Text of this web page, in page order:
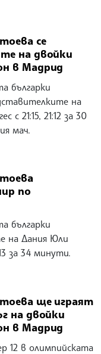
се
на двойки
в Мадрид
българки
на
с 21:15, 21:12 за 30
мач.
по
българки
на Дания Юли
за 34 минути.
ще играят
на двойки
в Мадрид
12 в олимпийската